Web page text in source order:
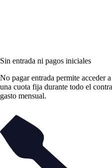
Sin entrada ni pagos iniciales
No pagar entrada permite acceder
una cuota fija durante todo el
gasto mensual.